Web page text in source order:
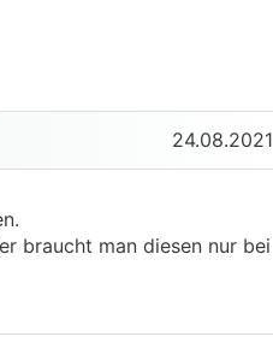
24.08.2021
braucht man diesen nur bei